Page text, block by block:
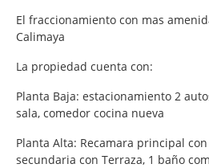
El fraccionamiento con mas
Calimaya
La propiedad cuenta con:
Planta Baja: estacionamiento 2
sala, comedor cocina nueva
Planta Alta: Recamara principal
secundaria con Terraza, 1 baño